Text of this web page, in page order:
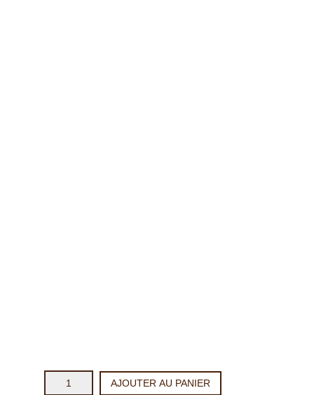
quantité
AJOUTER AU PANIER